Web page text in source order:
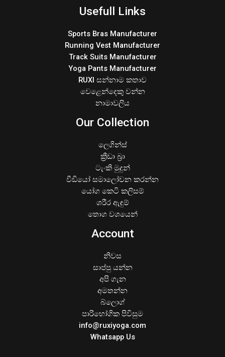
Usefull Links
Sports Bras Manufacturer
Running Vest Manufacturer
Track Suits Manufacturer
Yoga Pants Manufacturer
RUXI සන්නාම කතාව
වෙළෙන්දෙකු වන්න
නාමාවලිය
Our Collection
ලෙගින්ස්
ක්‍රීඩා බ්‍රා
ටැංකි මුදුන්
වීඩියෝ සමාලෝචන කරන්න
යෝග කෙටි කලිසම්
ශරීර ඇඳුම්
තොග වශයෙන්
Account
නිවස
සාප්පු යන්න
අපි ගැන
අමතන්න
බ්ලොග්
පාරිභෝගික පිවිසුම
info@ruxiyoga.com
Whatsapp Us